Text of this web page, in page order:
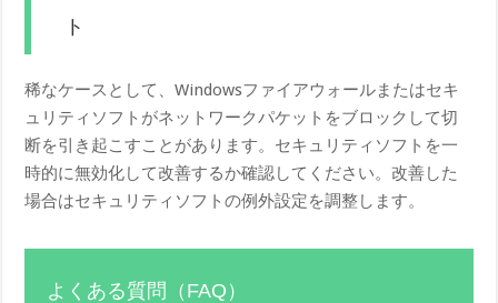
ト
稀なケースとして、Windowsファイアウォールまたはセキ
ュリティソフトがネットワークパケットをブロックして切
断を引き起こすことがあります。セキュリティソフトを一
時的に無効化して改善するか確認してください。改善した
場合はセキュリティソフトの例外設定を調整します。
よくある質問（FAQ）